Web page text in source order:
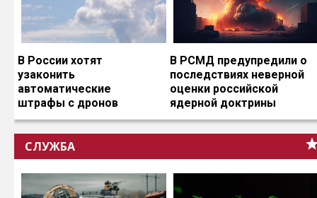
В России хотят
узаконить
автоматические
штрафы с дронов
В РСМД предупредили о
последствиях неверной
оценки российской
ядерной доктрины
СЛУЖБА